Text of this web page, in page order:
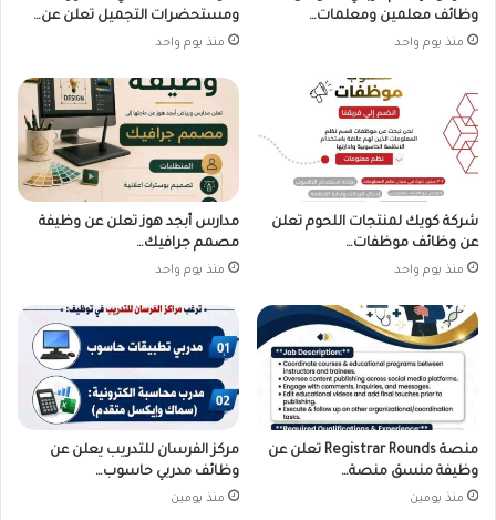
وظائف معلمين ومعلمات…
منذ يوم واحد
ومستحضرات التجميل تعلن عن…
منذ يوم واحد
شركة كويك لمنتجات اللحوم تعلن
عن وظائف موظفات…
منذ يوم واحد
مدارس أبجد هوز تعلن عن وظيفة
مصمم جرافيك…
منذ يوم واحد
منصة Registrar Rounds تعلن عن
وظيفة منسق منصة…
منذ يومين
مركز الفرسان للتدريب يعلن عن
وظائف مدربي حاسوب…
منذ يومين